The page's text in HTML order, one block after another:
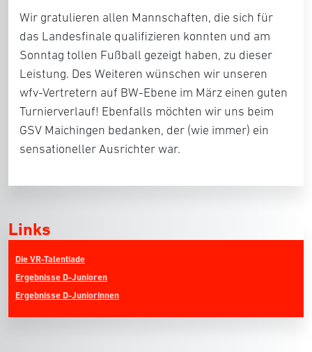
Wir gratulieren allen Mannschaften, die sich für
das Landesfinale qualifizieren konnten und am
Sonntag tollen Fußball gezeigt haben, zu dieser
Leistung. Des Weiteren wünschen wir unseren
wfv-Vertretern auf BW-Ebene im März einen guten
Turnierverlauf! Ebenfalls möchten wir uns beim
GSV Maichingen bedanken, der (wie immer) ein
sensationeller Ausrichter war.
Links
Die VR-Talentiade
Ergebnisse D-Junioren
Ergebnisse D-Juniorinnen